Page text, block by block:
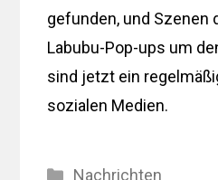
gefunden, und Szenen
Labubu-Pop-ups um
sind jetzt ein
sozialen Medien.
Kategorien
Nachrichten